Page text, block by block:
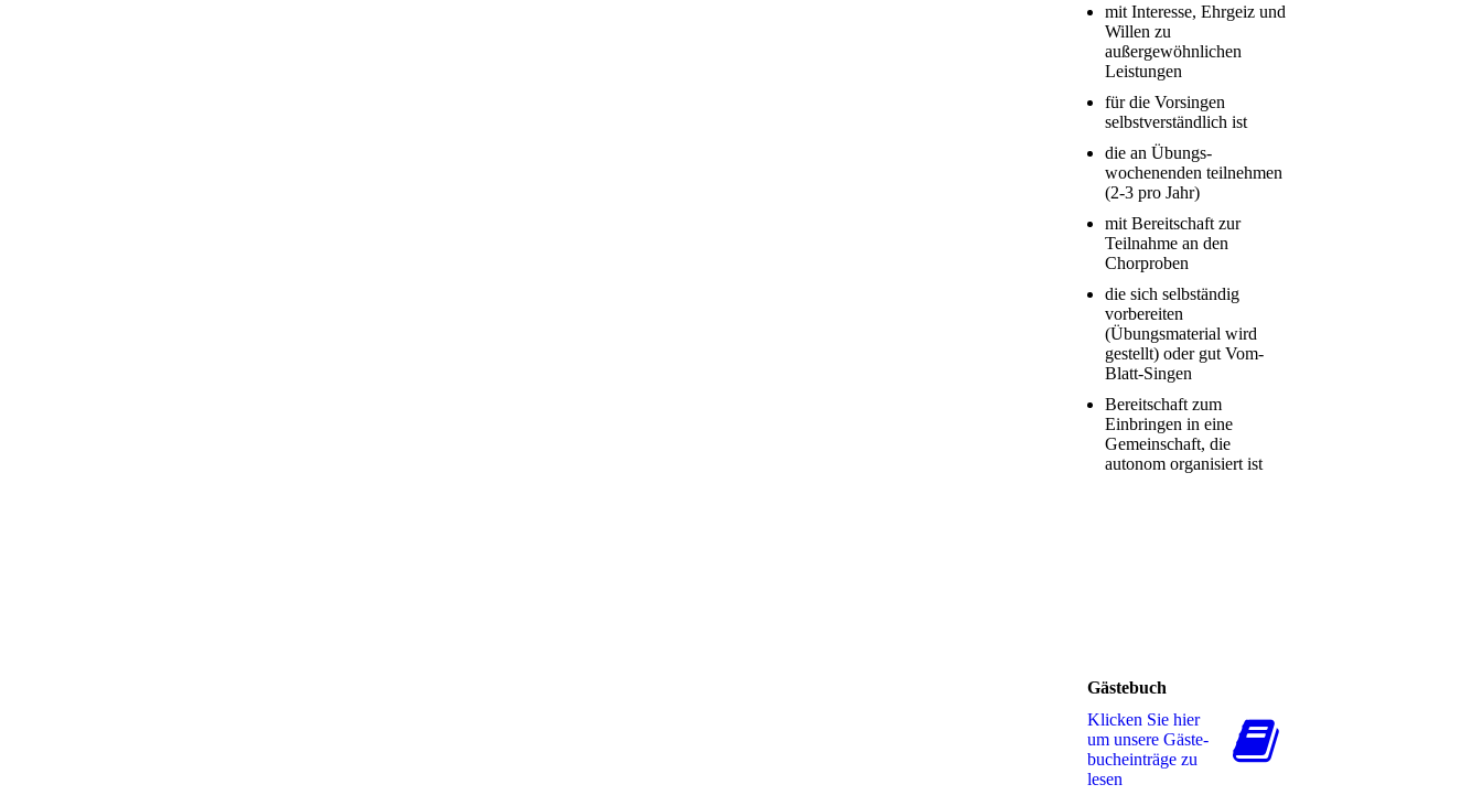
mit Interesse, Ehrgeiz und
Willen zu
außergewöhnlichen
Leistungen
für die Vorsingen
selbstverständlich ist
die an Übungs-
wochenenden teilnehmen
(2-3 pro Jahr)
mit Bereitschaft zur
Teilnahme an den
Chorproben
die sich selbständig
vorbereiten
(Übungsmaterial wird
gestellt) oder gut Vom-
Blatt-Singen
Bereitschaft zum
Einbringen in eine
Gemeinschaft, die
autonom organisiert ist
Gästebuch
Klicken Sie hier
um unsere Gäs­te­
buch­ein­trä­ge zu
lesen